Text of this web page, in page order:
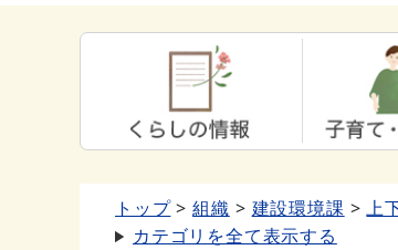
トップ 組織 建設環境課
上
カテゴリを全て表示する